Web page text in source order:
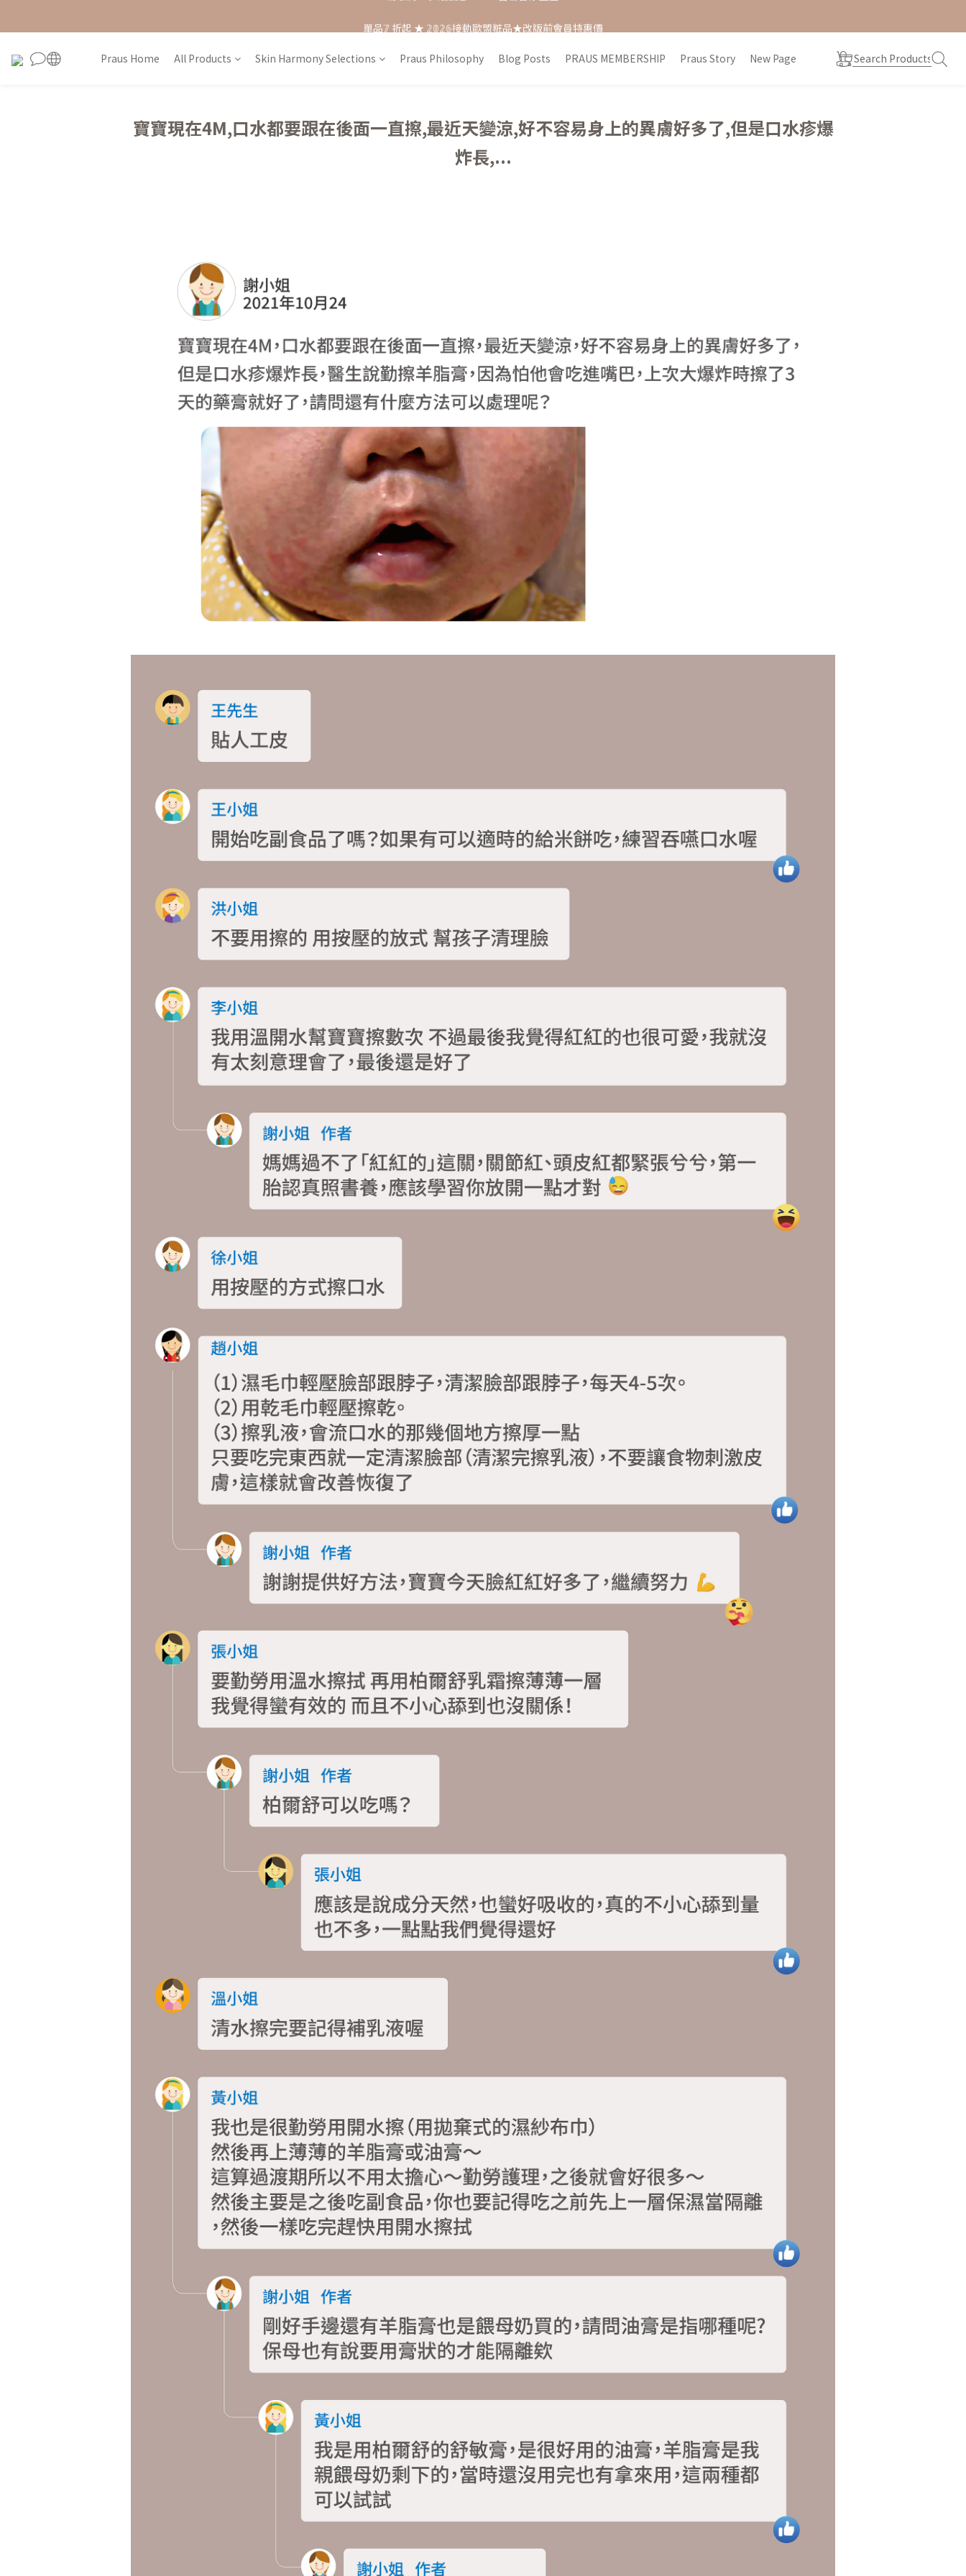
Praus Home All Products Skin Harmony Selections Praus Philosophy Blog Posts PRAUS MEMBERSHIP Praus Story New Page
寶寶現在4M,口水都要跟在後面一直擦,最近天變涼,好不容易身上的異膚好多了,但是口水疹爆
炸長,...